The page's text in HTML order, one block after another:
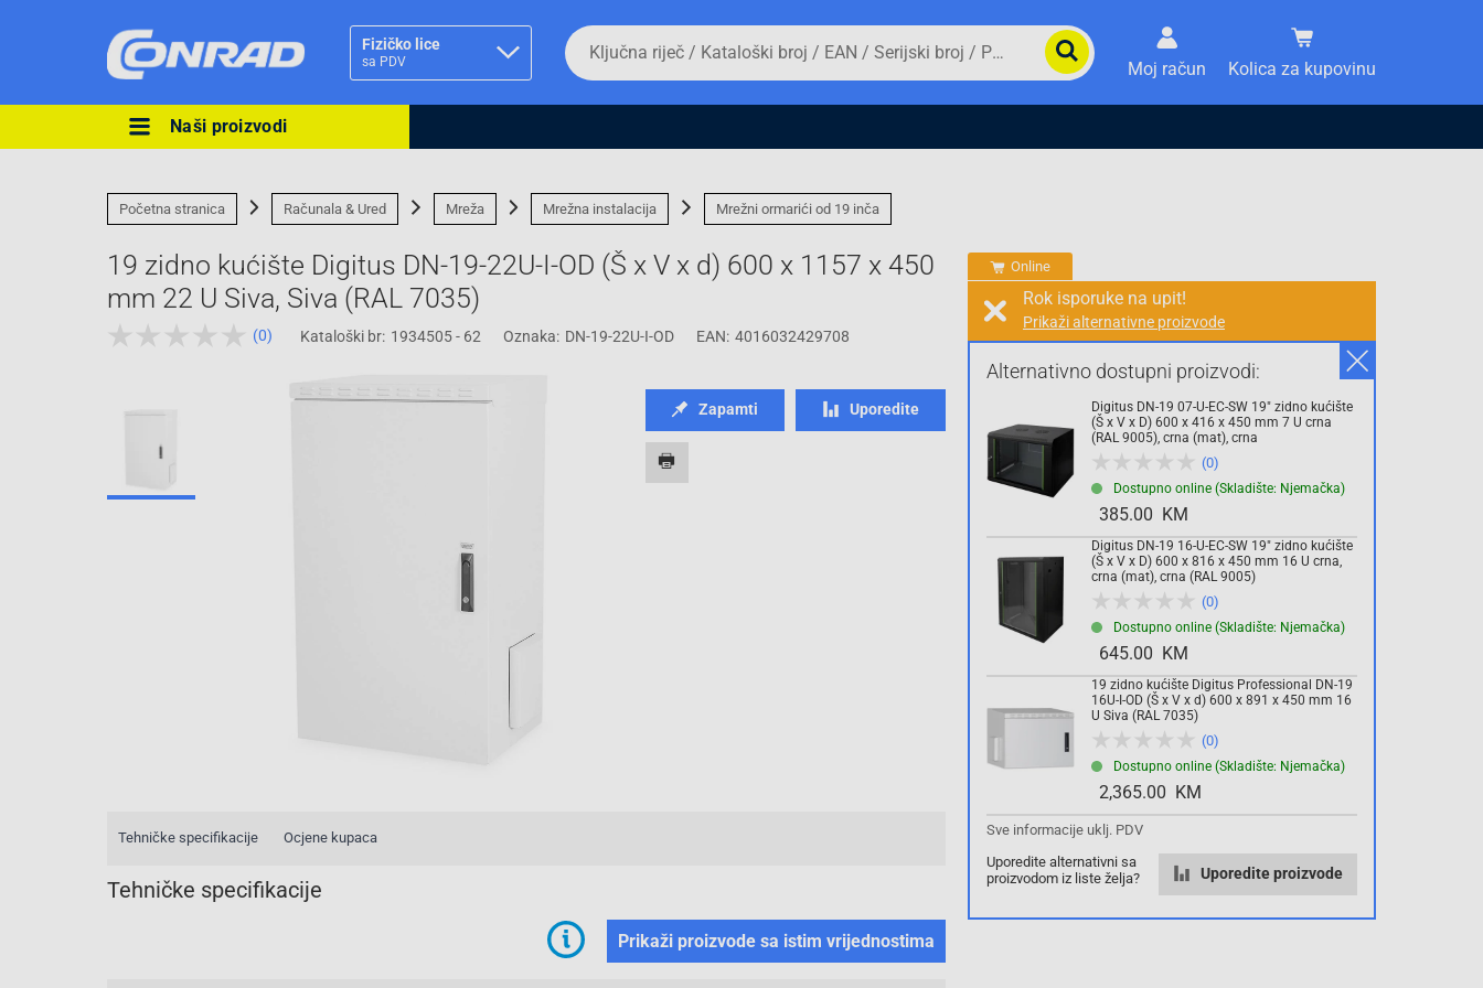
Fizičko lice
sa PDV
Ova postavka prilagođava asortiman proizvoda i
Pravno lice Fizičko lice
Da
biste
potražili
proizvod,
broj,
EAN
serijski
Moj račun Kolica za kupovinu
Naši proizvodi
Početna stranica Računala & Ured Mreža Mrežna instalacija Mrežni ormarići od 19 inča
19 zidno kućište Digitus DN-19-22U-I-OD (Š x V x d) 600 x 1157 x 450
mm 22 U Siva, Siva (RAL 7035)
(0) Kataloški br: 1934505 - 62 Oznaka: DN-19-22U-I-OD EAN: 4016032429708
Online
Alternativno dostupni proizvodi:
Digitus DN-19 07-U-EC-SW 19" zidno kućište
(Š x V x D) 600 x 416 x 450 mm 7 U crna
(RAL 9005), crna (mat), crna
(0)
Dostupno online (Skladište: Njemačka)
385.00 KM
Digitus DN-19 16-U-EC-SW 19" zidno kućište
(Š x V x D) 600 x 816 x 450 mm 16 U crna,
crna (mat), crna (RAL 9005)
(0)
Dostupno online (Skladište: Njemačka)
645.00 KM
19 zidno kućište Digitus Professional DN-19
16U-I-OD (Š x V x d) 600 x 891 x 450 mm 16
U Siva (RAL 7035)
(0)
Dostupno online (Skladište: Njemačka)
2,365.00 KM
Sve informacije uklj. PDV
Uporedite alternativni sa
proizvodom iz liste želja?
Uporedite proizvode
Rok isporuke na upit!
Prikaži alternativne proizvode
Prodaja i slanje od: Architektengruppe S71 d.o.o.
Cijena na upit
0.00 KM
sa PDV Troškovi dostave
Komada
Dodaj u košaricu
Zapamti Uporedite
Tehničke specifikacije Ocjene kupaca
Tehničke specifikacije
Prikaži proizvode sa istim vrijednostima